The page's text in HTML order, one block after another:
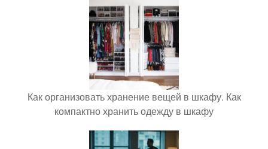
Как организовать хранение вещей в шкафу. Как
компактно хранить одежду в шкафу